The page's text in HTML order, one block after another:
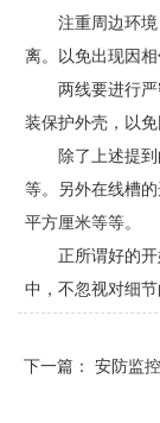
注重周边环
离。以免出现因
两线要进行
装保护外壳，以
除了上述提
等。另外在线槽
平方厘米等等。
正所谓好的
中，不忽视对细
下一篇： 安防监控